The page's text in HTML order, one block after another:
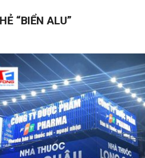
“BIỂN ALU”